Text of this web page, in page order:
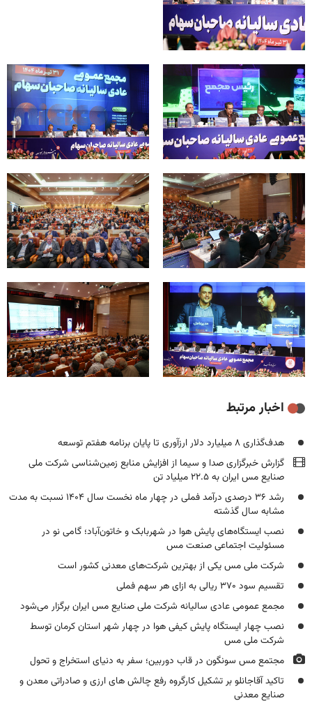
اخبار مرتبط
هدف‌گذاری ۸ میلیارد دلار ارزآوری تا پایان برنامه هفتم توسعه
گزارش خبرگزاری صدا و سیما از افزایش منابع زمین‌شناسی شرکت ملی
صنایع مس ایران به ۲۲.۵ میلیاد تن
رشد ۳۶ درصدی درآمد فملی در چهار ماه نخست سال ۱۴۰۴ نسبت به مدت
مشابه سال گذشته
نصب ایستگاه‌های پایش هوا در شهربابک و خاتون‌آباد؛ گامی نو در
مسئولیت اجتماعی صنعت مس
شرکت ملی مس یکی از بهترین شرکت‌های معدنی کشور است
تقسیم سود ۳۷۰ ریالی به ازای هر سهم فملی
مجمع عمومی عادی سالیانه شرکت ملی صنایع مس ایران برگزار می‌شود
نصب چهار ایستگاه پایش کیفی هوا در چهار شهر استان کرمان توسط
شرکت ملی مس
مجتمع مس سونگون در قاب دوربین؛ سفر به دنیای استخراج و تحول
تاکید آقاجانلو بر تشکیل کارگروه رفع چالش های ارزی و صادراتی معدن و
صنایع معدنی